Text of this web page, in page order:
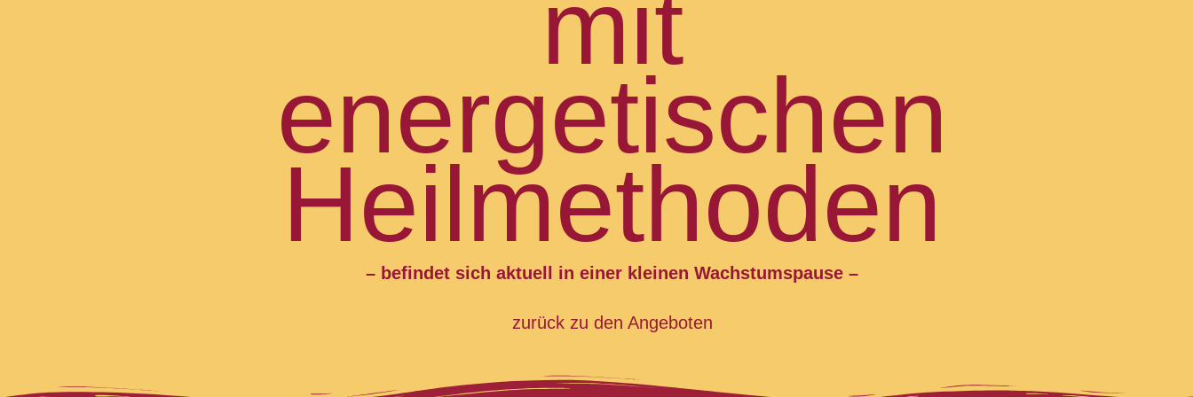
mit
energetischen
Heilmethoden
– befindet sich aktuell in einer kleinen Wachstumspause –
zurück zu den Angeboten